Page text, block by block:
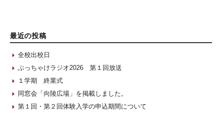
最近の投稿
全校出校日
ぶっちゃけラジオ2026 第１回放送
１学期 終業式
同窓会「向陵広場」を掲載しました。
第１回・第２回体験入学の申込期間について